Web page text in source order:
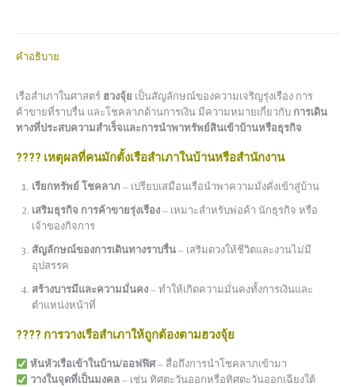
คำอธิบาย
เรือสำเภาในศาสตร์ ฮวงจุ้ย เป็นสัญลักษณ์ของความเจริญรุ่งเรือง การ
ค้าขายที่ราบรื่น และโชคลาภด้านการเงิน มีความหมายเกี่ยวกับ การเดิน
ทางที่ประสบความสำเร็จและการนำพาทรัพย์สินเข้าบ้านหรือธุรกิจ
???? เหตุผลที่คนมักตั้งเรือสำเภาในบ้านหรือสำนักงาน
เรียกทรัพย์ โชคลาภ – เปรียบเสมือนเรือนำพาความมั่งคั่งเข้าสู่บ้าน
เสริมธุรกิจ การค้าขายรุ่งเรือง – เหมาะสำหรับพ่อค้า นักธุรกิจ หรือ
เจ้าของกิจการ
สัญลักษณ์ของการเดินทางราบรื่น – เสริมดวงให้ชีวิตและงานไม่มี
อุปสรรค
สร้างบารมีและความมั่นคง – ทำให้เกิดความมั่นคงทั้งการเงินและ
ตำแหน่งหน้าที่
???? การวางเรือสำเภาให้ถูกต้องตามฮวงจุ้ย
หันหัวเรือเข้าในบ้าน/ออฟฟิศ– สื่อถึงการนำโชคลาภเข้ามา
วางในจุดที่เป็นมงคล– เช่น ทิศตะวันออกหรือทิศตะวันออกเฉียงใต้